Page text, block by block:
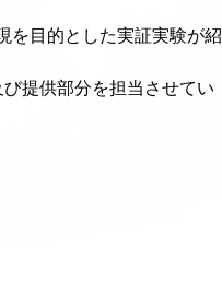
を目的とした実証実験が紹
提供部分を担当させてい